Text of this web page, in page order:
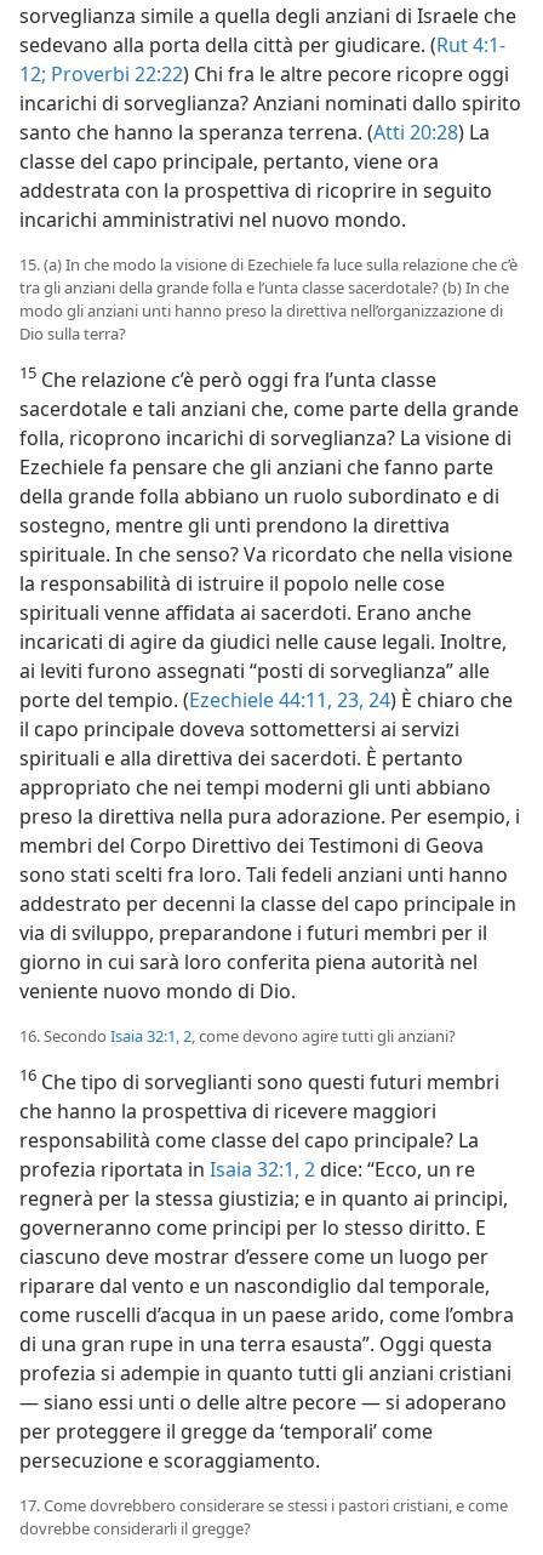
sorveglianza simile a quella degli anziani di Israele che
sedevano alla porta della città per giudicare. (Rut 4:1-
12; Proverbi 22:22) Chi fra le altre pecore ricopre oggi
incarichi di sorveglianza? Anziani nominati dallo spirito
santo che hanno la speranza terrena. (Atti 20:28) La
classe del capo principale, pertanto, viene ora
addestrata con la prospettiva di ricoprire in seguito
incarichi amministrativi nel nuovo mondo.
15. (a) In che modo la visione di Ezechiele fa luce sulla relazione che c’è
tra gli anziani della grande folla e l’unta classe sacerdotale? (b) In che
modo gli anziani unti hanno preso la direttiva nell’organizzazione di
Dio sulla terra?
15 Che relazione c’è però oggi fra l’unta classe
sacerdotale e tali anziani che, come parte della grande
folla, ricoprono incarichi di sorveglianza? La visione di
Ezechiele fa pensare che gli anziani che fanno parte
della grande folla abbiano un ruolo subordinato e di
sostegno, mentre gli unti prendono la direttiva
spirituale. In che senso? Va ricordato che nella visione
la responsabilità di istruire il popolo nelle cose
spirituali venne affidata ai sacerdoti. Erano anche
incaricati di agire da giudici nelle cause legali. Inoltre,
ai leviti furono assegnati “posti di sorveglianza” alle
porte del tempio. (Ezechiele 44:11, 23, 24) È chiaro che
il capo principale doveva sottomettersi ai servizi
spirituali e alla direttiva dei sacerdoti. È pertanto
appropriato che nei tempi moderni gli unti abbiano
preso la direttiva nella pura adorazione. Per esempio, i
membri del Corpo Direttivo dei Testimoni di Geova
sono stati scelti fra loro. Tali fedeli anziani unti hanno
addestrato per decenni la classe del capo principale in
via di sviluppo, preparandone i futuri membri per il
giorno in cui sarà loro conferita piena autorità nel
veniente nuovo mondo di Dio.
16. Secondo Isaia 32:1, 2, come devono agire tutti gli anziani?
16 Che tipo di sorveglianti sono questi futuri membri
che hanno la prospettiva di ricevere maggiori
responsabilità come classe del capo principale? La
profezia riportata in Isaia 32:1, 2dice: “Ecco, un re
regnerà per la stessa giustizia; e in quanto ai principi,
governeranno come principi per lo stesso diritto. E
ciascuno deve mostrar d’essere come un luogo per
riparare dal vento e un nascondiglio dal temporale,
come ruscelli d’acqua in un paese arido, come l’ombra
di una gran rupe in una terra esausta”. Oggi questa
profezia si adempie in quanto tutti gli anziani cristiani
— siano essi unti o delle altre pecore — si adoperano
per proteggere il gregge da ‘temporali’ come
persecuzione e scoraggiamento.
17. Come dovrebbero considerare se stessi i pastori cristiani, e come
dovrebbe considerarli il gregge?